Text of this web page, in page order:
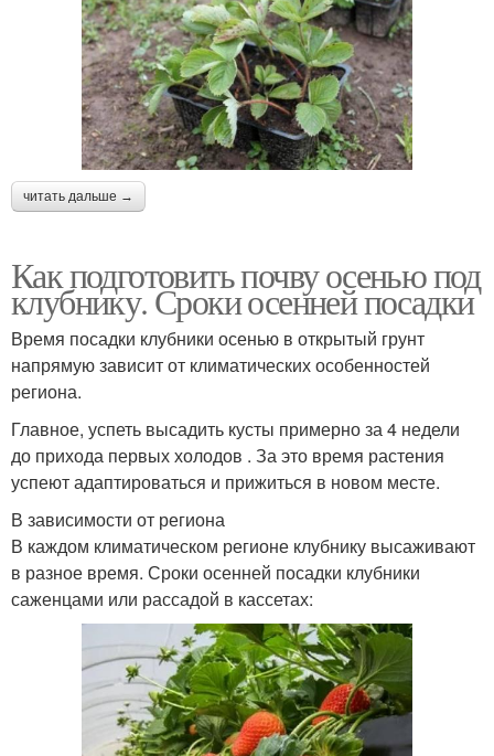
читать дальше →
Как подготовить почву осенью под
клубнику. Сроки осенней посадки
Время посадки клубники осенью в открытый грунт
напрямую зависит от климатических особенностей
региона.
Главное, успеть высадить кусты примерно за 4 недели
до прихода первых холодов . За это время растения
успеют адаптироваться и прижиться в новом месте.
В зависимости от региона
В каждом климатическом регионе клубнику высаживают
в разное время. Сроки осенней посадки клубники
саженцами или рассадой в кассетах: